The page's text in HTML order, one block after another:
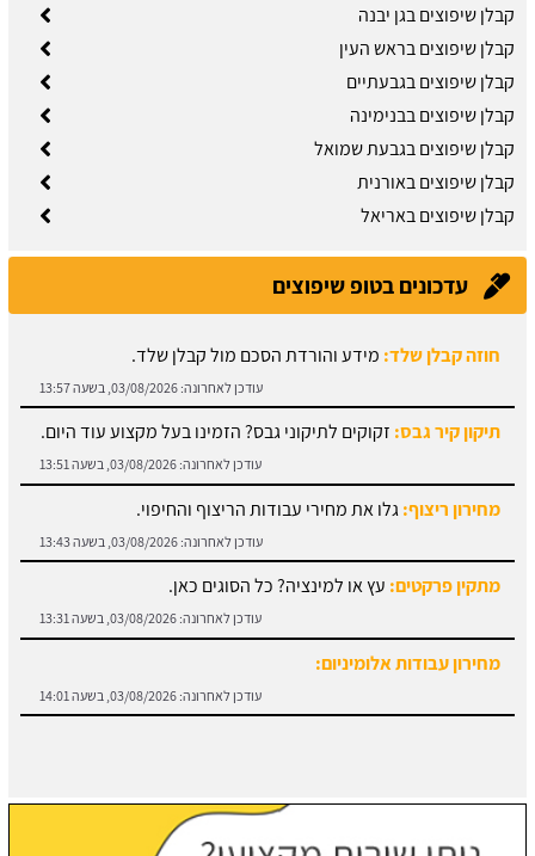
קבלן שיפוצים בגן יבנה
קבלן שיפוצים בראש העין
קבלן שיפוצים בגבעתיים
קבלן שיפוצים בבנימינה
קבלן שיפוצים בגבעת שמואל
קבלן שיפוצים באורנית
קבלן שיפוצים באריאל
עדכונים בטופ שיפוצים
תיקון קיר גבס:זקוקים לתיקוני גבס? הזמינו בעל מקצוע עוד היום.
עודכן לאחרונה:03/08/2026, בשעה 13:51
מחירון ריצוף:גלו את מחירי עבודות הריצוף והחיפוי.
עודכן לאחרונה: 03/08/2026, בשעה 13:43
מתקין פרקטים:עץ או למינציה? כל הסוגים כאן.
עודכן לאחרונה:03/08/2026, בשעה 13:31
מחירון עבודות אלומיניום:
עודכן לאחרונה: 03/08/2026, בשעה 14:01
חוזה קבלן שלד:מידע והורדת הסכם מול קבלן שלד.
עודכן לאחרונה: 03/08/2026, בשעה 13:57